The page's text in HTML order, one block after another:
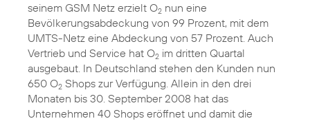
seinem GSM Netz erzielt O2 nun eine
Bevölkerungsabdeckung von 99 Prozent, mit dem
UMTS-Netz eine Abdeckung von 57 Prozent. Auch
Vertrieb und Service hat O2 im dritten Quartal
ausgebaut. In Deutschland stehen den Kunden nun
650 O2 Shops zur Verfügung. Allein in den drei
Monaten bis 30. September 2008 hat das
Unternehmen 40 Shops eröffnet und damit die